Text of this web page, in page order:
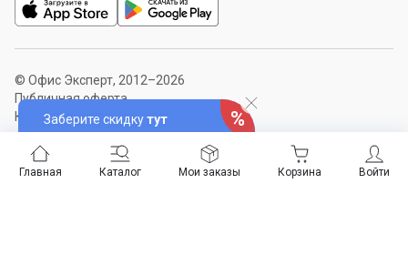
Главная Каталог Войти
Мои заказы Корзина
Заберите скидкутут
© Офис Эксперт, 2012–2026
Публичная оферта
Карта сайта